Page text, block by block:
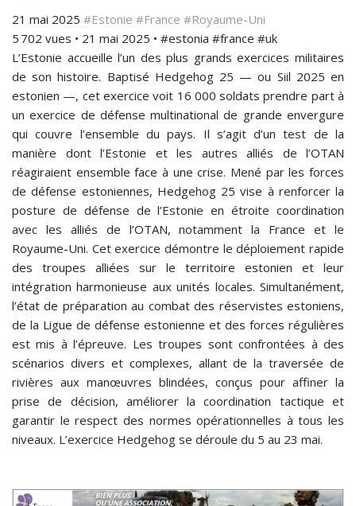
21 mai 2025 #Estonie #France #Royaume-Uni
5 702 vues • 21 mai 2025 • #estonia #france #uk
L’Estonie accueille l’un des plus grands exercices militaires
de son histoire. Baptisé Hedgehog 25 — ou Siil 2025 en
estonien —, cet exercice voit 16 000 soldats prendre part à
un exercice de défense multinational de grande envergure
qui couvre l’ensemble du pays. Il s’agit d’un test de la
manière dont l’Estonie et les autres alliés de l’OTAN
réagiraient ensemble face à une crise. Mené par les forces
de défense estoniennes, Hedgehog 25 vise à renforcer la
posture de défense de l’Estonie en étroite coordination
avec les alliés de l’OTAN, notamment la France et le
Royaume-Uni. Cet exercice démontre le déploiement rapide
des troupes alliées sur le territoire estonien et leur
intégration harmonieuse aux unités locales. Simultanément,
l’état de préparation au combat des réservistes estoniens,
de la Ligue de défense estonienne et des forces régulières
est mis à l’épreuve. Les troupes sont confrontées à des
scénarios divers et complexes, allant de la traversée de
rivières aux manœuvres blindées, conçus pour affiner la
prise de décision, améliorer la coordination tactique et
garantir le respect des normes opérationnelles à tous les
niveaux. L’exercice Hedgehog se déroule du 5 au 23 mai.